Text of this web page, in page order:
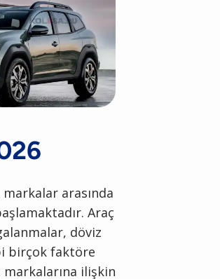
markalar arasında
Araç
döviz
birçok faktöre
ilişkin